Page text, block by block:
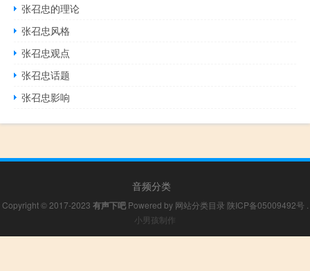
张召忠的理论
张召忠风格
张召忠观点
张召忠话题
张召忠影响
音频分类
Copyright © 2017-2023 有声下吧Powered by 网站分类目录 陕ICP备05009492号
小男孩制作